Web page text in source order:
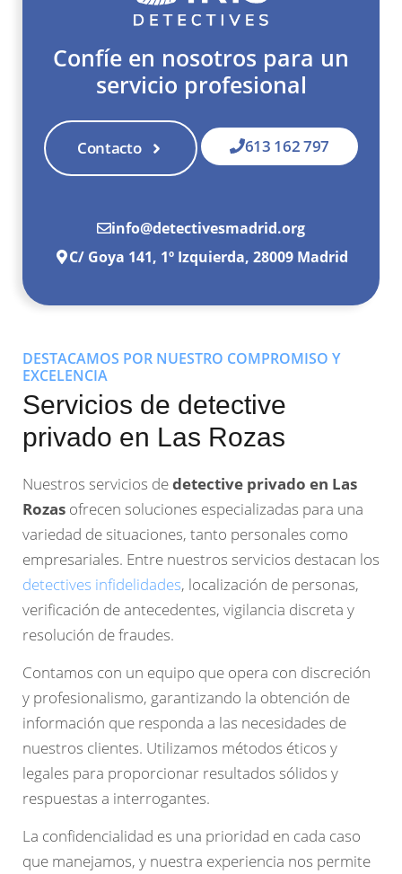
Confíe en nosotros para un
servicio profesional
Contacto 613 162 797
info@detectivesmadrid.org
C/ Goya 141, 1º Izquierda, 28009 Madrid
DESTACAMOS POR NUESTRO COMPROMISO Y
EXCELENCIA
Servicios de detective
privado en Las Rozas
Nuestros servicios dedetective privado en Las
Rozas ofrecen soluciones especializadas para una
variedad de situaciones, tanto personales como
empresariales. Entre nuestros servicios destacan los
detectives infidelidades, localización de personas,
verificación de antecedentes, vigilancia discreta y
resolución de fraudes.
Contamos con un equipo que opera con discreción
y profesionalismo, garantizando la obtención de
información que responda a las necesidades de
nuestros clientes. Utilizamos métodos éticos y
legales para proporcionar resultados sólidos y
respuestas a interrogantes.
La confidencialidad es una prioridad en cada caso
que manejamos, y nuestra experiencia nos permite